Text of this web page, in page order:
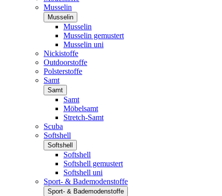
Musselin
Musselin
Musselin
Musselin gemustert
Musselin uni
Nickistoffe
Outdoorstoffe
Polsterstoffe
Samt
Samt
Samt
Möbelsamt
Stretch-Samt
Scuba
Softshell
Softshell
Softshell
Softshell gemustert
Softshell uni
Sport- & Bademodenstoffe
Sport- & Bademodenstoffe